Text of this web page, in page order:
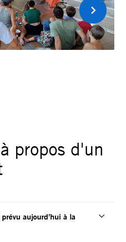
Suivant
propos d'un
aujourd’hui à la